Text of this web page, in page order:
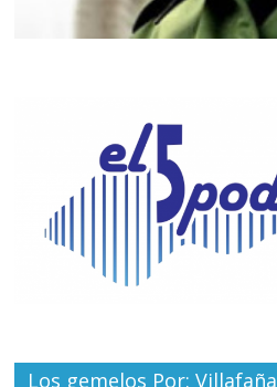
Los gemelos Por: Villafaña